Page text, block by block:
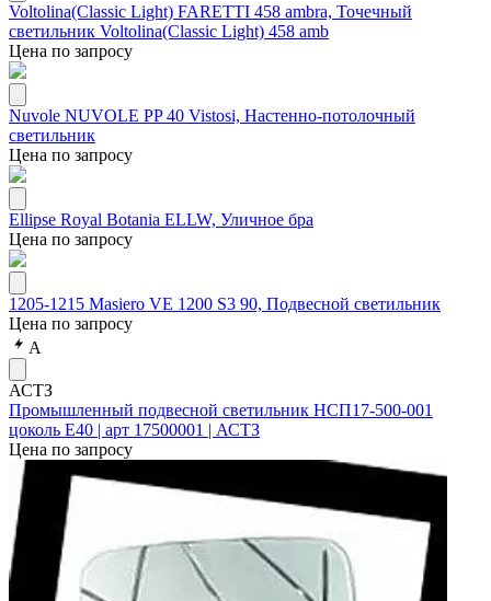
Voltolina(Classic Light) FARETTI 458 ambra, Точечный
светильник Voltolina(Classic Light) 458 amb
Цена по запросу
Nuvole NUVOLE PP 40 Vistosi, Настенно-потолочный
светильник
Цена по запросу
Ellipse Royal Botania ELLW, Уличное бра
Цена по запросу
1205-1215 Masiero VE 1200 S3 90, Подвесной светильник
Цена по запросу
А
АСТЗ
Промышленный подвесной светильник НСП17-500-001
цоколь Е40 | арт 17500001 | АСТЗ
Цена по запросу